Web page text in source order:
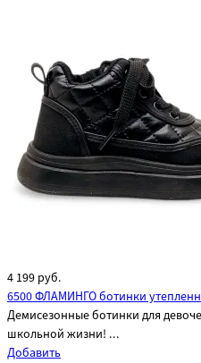
4 199 руб.
6500 ФЛАМИНГО ботинки
Демисезонные ботинки для
школьной жизни! ...
Добавить